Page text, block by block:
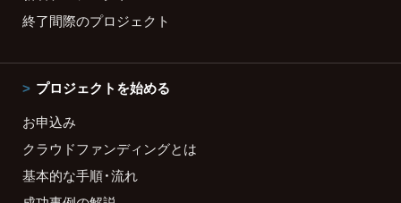
終了間際のプロジェクト
プロジェクトを始める
お申込み
クラウドファンディングとは
基本的な手順・流れ